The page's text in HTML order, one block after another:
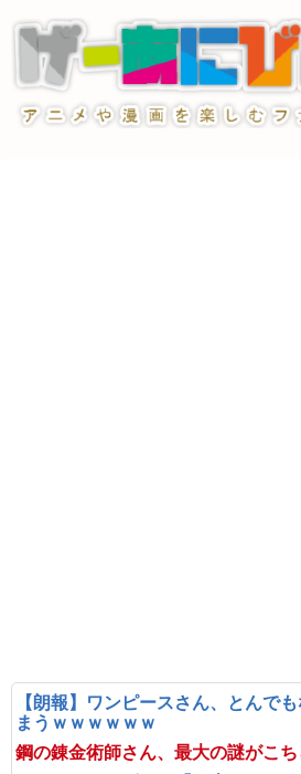
【朗報】ワンピースさん、とんで
まうｗｗｗｗｗｗ
鋼の錬金術師さん、最大の謎がこ